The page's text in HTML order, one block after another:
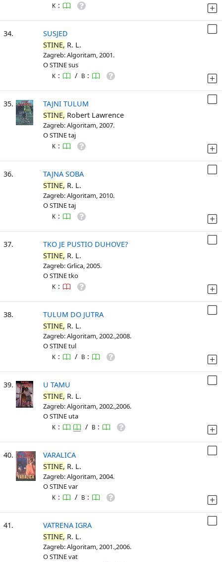
K :
34.
SUSJED
STINE, R. L.
Zagreb: Algoritam, 2001.
O STINE sus
K : / B :
35.
TAJNI TULUM
STINE, Robert Lawrence
Zagreb: Algoritam, 2007.
O STINE taj
K :
36.
TAJNA SOBA
STINE, R. L.
Zagreb: Algoritam, 2010.
O STINE taj
K :
37.
TKO JE PUSTIO DUHOVE?
STINE, R. L.
Zagreb: Grlica, 2005.
O STINE tko
K :
38.
TULUM DO JUTRA
STINE, R. L.
Zagreb: Algoritam, 2002.,2008.
O STINE tul
K : / B :
39.
U TAMU
STINE, R. L.
Zagreb: Algoritam, 2002.,2006.
O STINE uta
K : / B :
40.
VARALICA
STINE, R. L.
Zagreb: Algoritam, 2004.
O STINE var
K : / B :
41.
VATRENA IGRA
STINE, R. L.
Zagreb: Algoritam, 2001.,2006.
O STINE vat